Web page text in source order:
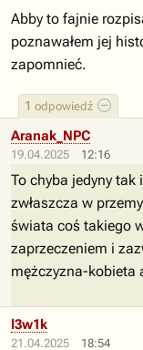
1 odpowiedź
Abby to fajnie
poznawałem jej
zapomnieć.
19.04.2025 12:16
Aranak_NPC
To chyba jedyny
zwłaszcza w
świata coś takiego
zaprzeczeniem i
mężczyzna-kobieta
21.04.2025 18:54
l3w1k